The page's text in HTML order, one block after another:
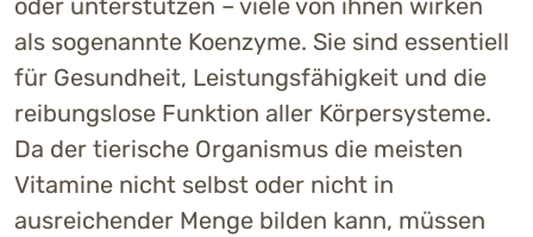
oder unterstützen – viele von ihnen wirken
als sogenannte Koenzyme. Sie sind essentiell
für Gesundheit, Leistungsfähigkeit und die
reibungslose Funktion aller Körpersysteme.
Da der tierische Organismus die meisten
Vitamine nicht selbst oder nicht in
ausreichender Menge bilden kann, müssen